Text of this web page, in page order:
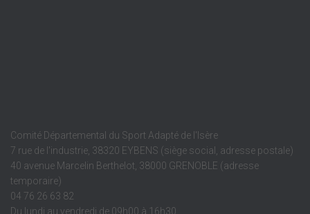
Comité Départemental du Sport Adapté de l'Isère
7 rue de l'industrie, 38320 EYBENS (siège social, adresse postale)
40 avenue Marcelin Berthelot, 38000 GRENOBLE (adresse
temporaire)
04 76 26 63 82
Du lundi au vendredi de 09h00 à 16h30